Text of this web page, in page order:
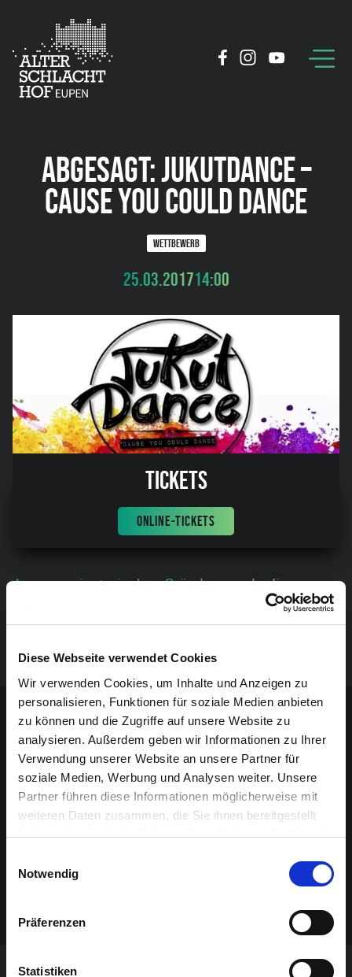
Diese Webseite verwendet Cookies
Wir verwenden Cookies, um Inhalte und Anzeigen zu
personalisieren, Funktionen für soziale Medien anbieten
zu können und die Zugriffe auf unsere Website zu
analysieren. Außerdem geben wir Informationen zu Ihrer
Verwendung unserer Website an unsere Partner für
soziale Medien, Werbung und Analysen weiter. Unsere
Partner führen diese Informationen möglicherweise mit
weiteren Daten zusammen, die Sie ihnen bereitgestellt
haben oder die sie im Rahmen Ihrer Nutzung der Dienste
Notwendig
Präferenzen
Statistiken
ABGESAGT: JUKUTDANCE –
CAUSE YOU COULD DANCE
WETTBEWERB
25.03.201714:00
Tickets
ONLINE-TICKETS
Aus organisatorischen Gründen wurde diese
Veranstaltung abgesagt. Vielen Dank für Ihr
Verständnis.